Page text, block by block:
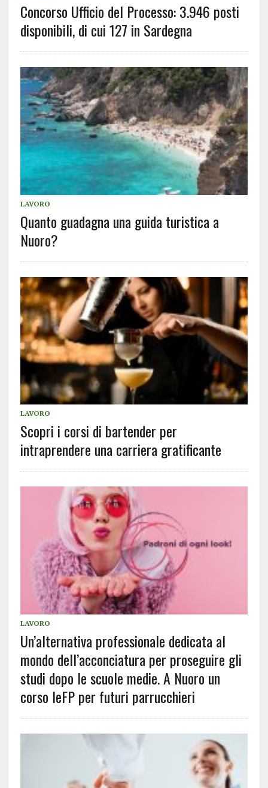
Concorso Ufficio del Processo: 3.946 posti
disponibili, di cui 127 in Sardegna
LAVORO
Quanto guadagna una guida turistica a
Nuoro?
LAVORO
Scopri i corsi di bartender per
intraprendere una carriera gratificante
LAVORO
Un’alternativa professionale dedicata al
mondo dell’acconciatura per proseguire gli
studi dopo le scuole medie. A Nuoro un
corso IeFP per futuri parrucchieri